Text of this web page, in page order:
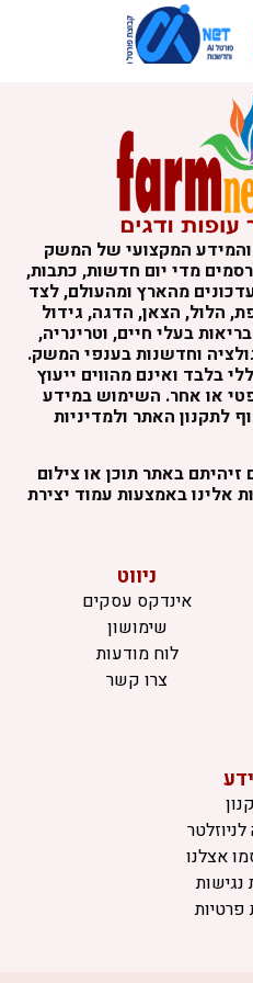
המקצועי של המשק
מדי יום חדשות, כתבות,
מהארץ ומהעולם, לצד
הלול, הצאן, הדגה, גידול
בעלי חיים, וטרינריה,
וחדשנות בענפי המשק.
בלבד ואינם מהווים ייעוץ
או אחר. השימוש במידע
לתקנון האתר ולמדיניות
זיהיתם באתר תוכן או צילום
אלינו באמצעות עמוד יצירת
ניווט
אינדקס עסקים
שימושון
לוח מודעות
צרו קשר
אצלנו
נגישות
פרטיות